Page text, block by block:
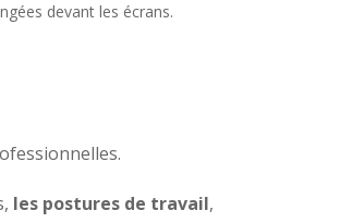
devant les écrans.
les postures de travail,